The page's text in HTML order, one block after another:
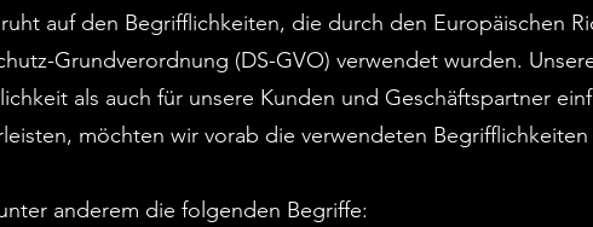
auf den Begrifflichkeiten, die durch den Europäischen
Grundverordnung (DS-GVO) verwendet wurden.
als auch für unsere Kunden und Geschäftspartner
möchten wir vorab die verwendeten Begrifflichkeiten
anderem die folgenden Begriffe: